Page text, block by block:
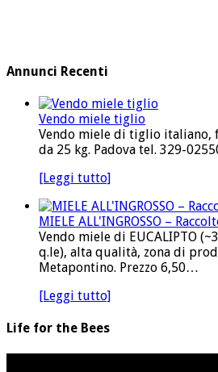
Annunci Recenti
Vendo miele tiglio
Vendo miele di tiglio italiano,
da 25 kg. Padova tel. 329-
[Leggi tutto]
MIELE ALL'INGROSSO –
Vendo miele di EUCALIPTO
q.le), alta qualità, zona di
Metapontino. Prezzo 6,50…
[Leggi tutto]
Life for the Bees